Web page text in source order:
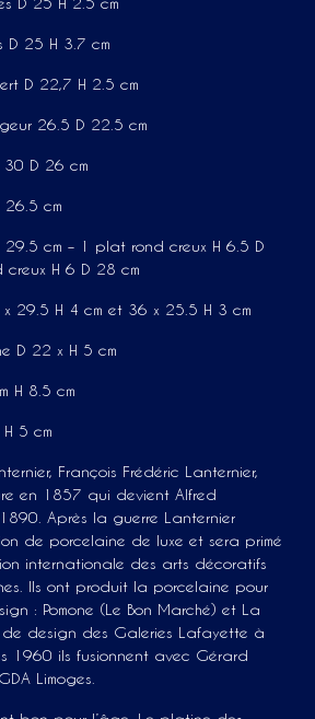
D 25 H 3.7 cm
D 22,7 H 2.5 cm
26.5 D 22.5 cm
30 D 26 cm
cm
cm – 1 plat rond creux H 6.5 D
H 6 D 28 cm
29.5 H 4 cm et 36 x 25.5 H 3 cm
D 22 x H 5 cm
H 8.5 cm
5 cm
François Frédéric Lanternier,
en 1857 qui devient Alfred
Après la guerre Lanternier
de porcelaine de luxe et sera primé
internationale des arts décoratifs
Ils ont produit la porcelaine pour
: Pomone (Le Bon Marché) et La
design des Galeries Lafayette à
1960 ils fusionnent avec Gérard
Limoges.